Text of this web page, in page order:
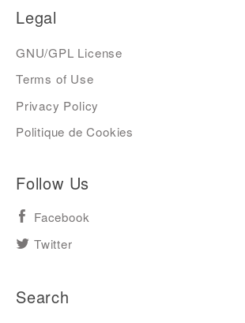
Legal
GNU/GPL License
Terms of Use
Privacy Policy
Politique de Cookies
Follow Us
Facebook
Twitter
Search